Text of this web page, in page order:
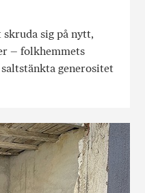
sig på nytt,
– folkhemmets
generositet